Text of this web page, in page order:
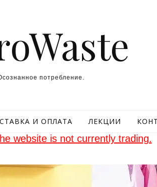
потребление.
И ОПЛАТА ЛЕКЦИИ
website is not currently trading.